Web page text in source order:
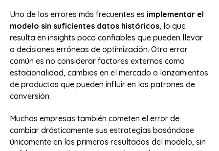
Uno de los errores más frecuentes es implementar el
modelo sin suficientes datos históricos, lo que
resulta en insights poco confiables que pueden llevar
a decisiones erróneas de optimización. Otro error
común es no considerar factores externos como
estacionalidad, cambios en el mercado o lanzamientos
de productos que pueden influir en los patrones de
conversión.
Muchas empresas también cometen el error de
cambiar drásticamente sus estrategias basándose
únicamente en los primeros resultados del modelo, sin